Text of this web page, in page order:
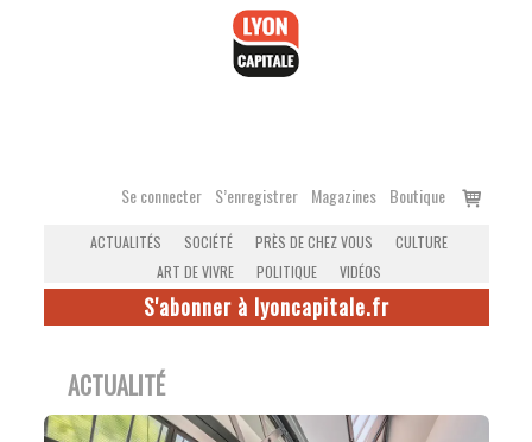
Se connecter S’enregistrer Magazines Boutique
Voir
ACTUALITÉS SOCIÉTÉ PRÈS DE CHEZ VOUS
CULTURE
ART DE VIVRE
POLITIQUE VIDÉOS
S'abonner à lyoncapitale.fr
ACTUALITÉ